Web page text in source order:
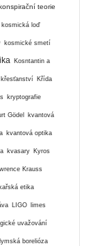
teorie
kosmická loď
kosmické smetí
Kosntantin a
křesťanství Křída
kryptografie
Gödel kvantová
kvantová optika
kvasary Kyros
Krauss
etika
LIGO limes
uvažování
lymská borelióza